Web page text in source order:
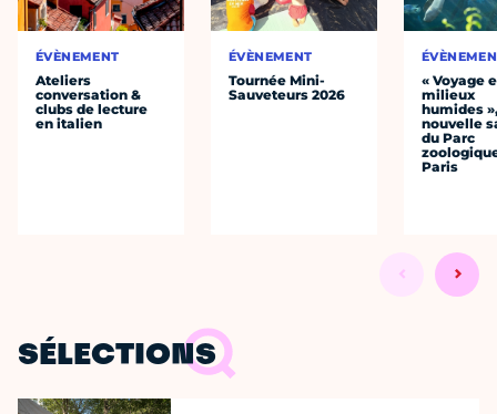
ÉVÈNEMENT
Ateliers
conversation &
clubs de lecture
en italien
ÉVÈNEMENT
Tournée Mini-
Sauveteurs 2026
« Voyage
milieux
humides
nouvelle
du Parc
Paris
SÉLECTIONS